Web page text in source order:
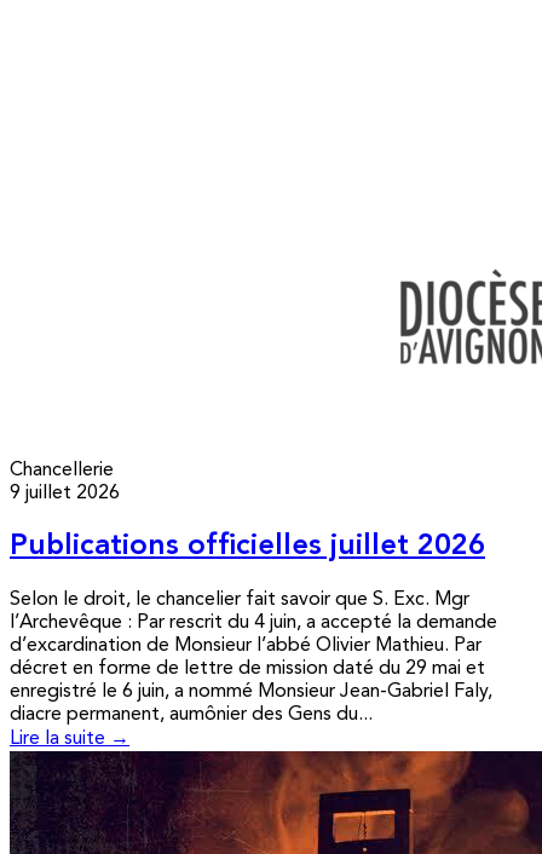
Chancellerie
9 juillet 2026
Publications officielles juillet 2026
Selon le droit, le chancelier fait savoir que S. Exc. Mgr
l’Archevêque : Par rescrit du 4 juin, a accepté la demande
d’excardination de Monsieur l’abbé Olivier Mathieu. Par
décret en forme de lettre de mission daté du 29 mai et
enregistré le 6 juin, a nommé Monsieur Jean-Gabriel Faly,
diacre permanent, aumônier des Gens du...
Lire la suite →